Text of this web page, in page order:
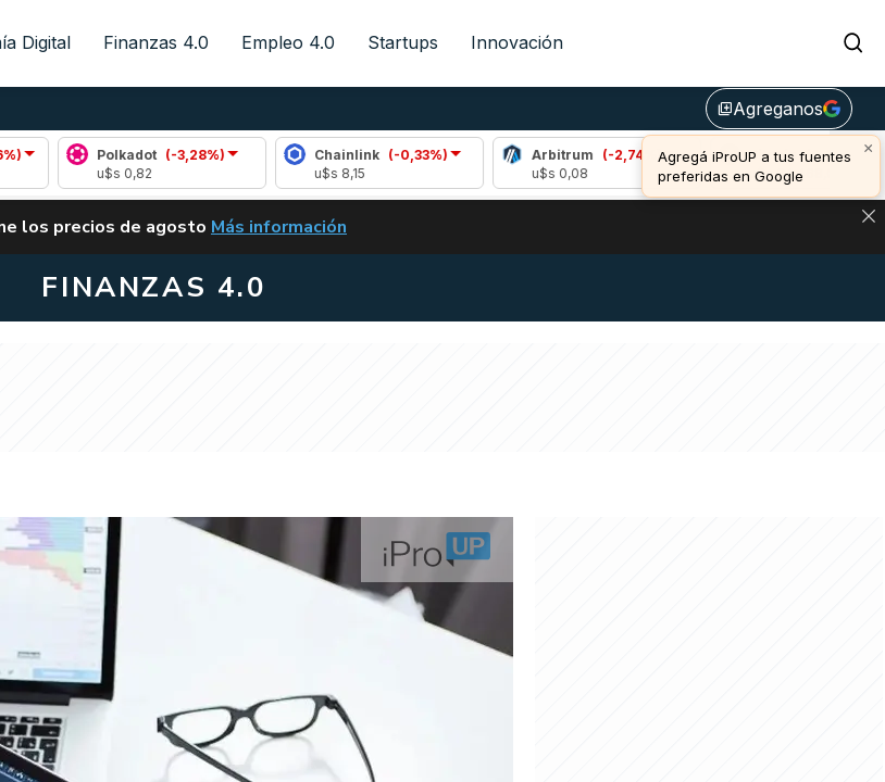
Digital Finanzas 4.0 Empleo 4.0 Startups Innovación
library_addAgreganos
×
Agregá iProUP a tus fuentes
preferidas en Google
Polkadot
(-3,28%)
Chainlink
(-0,33%)
Arbitrum
(-2,74%)
Bitcoin (0,07%)
u$s 64.468,00
ALERTA
los precios de agosto VUELVE EL CARRY TRADE DE BITCOIN Y ESTA SEÑAL DEFINE LOS PRECIOS DE
Más información
FINANZAS 4.0